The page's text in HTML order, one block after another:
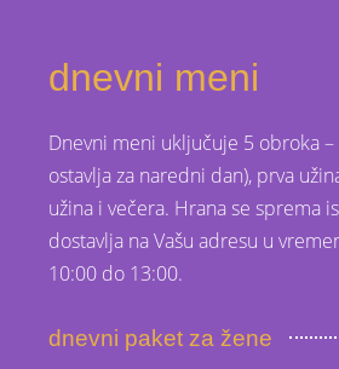
dnevni meni
Dnevni meni uključuje 5 obroka
ostavlja za naredni dan), prva
užina i večera. Hrana se sprema
dostavlja na Vašu adresu u
10:00 do 13:00.
dnevni paket za žene